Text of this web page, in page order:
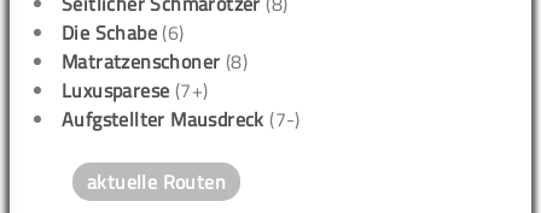
Die Schabe (6)
Matratzenschoner (8)
Luxusparese (7+)
Aufgstellter Mausdreck (7-)
aktuelle Routen